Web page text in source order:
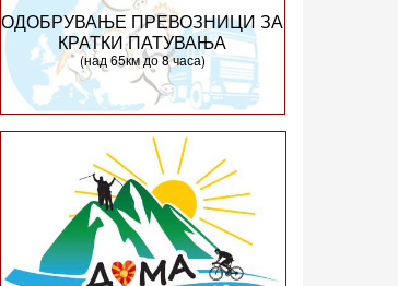
ОДОБРУВАЊЕ ПРЕВОЗНИЦИ ЗА
КРАТКИ ПАТУВАЊА
(над 65км до 8 часа)